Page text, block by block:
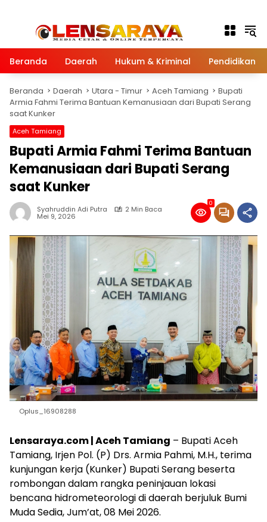
Beranda Daerah Hukum & Kriminal Pendidikan
Beranda Daerah Utara - Timur Aceh Tamiang
Bupati
Armia Fahmi Terima Bantuan Kemanusiaan dari Bupati Serang
saat Kunker
Aceh Tamiang
Bupati Armia Fahmi Terima Bantuan
Kemanusiaan dari Bupati Serang
saat Kunker
Syahruddin Adi Putra 2 Min Baca
Mei 9, 2026
0
Oplus_16908288
Lensaraya.com | Aceh Tamiang – Bupati Aceh
Tamiang, Irjen Pol. (P) Drs. Armia Pahmi, M.H., terima
kunjungan kerja (Kunker) Bupati Serang beserta
rombongan dalam rangka peninjauan lokasi
bencana hidrometeorologi di daerah berjuluk Bumi
Muda Sedia, Jum’at, 08 Mei 2026.